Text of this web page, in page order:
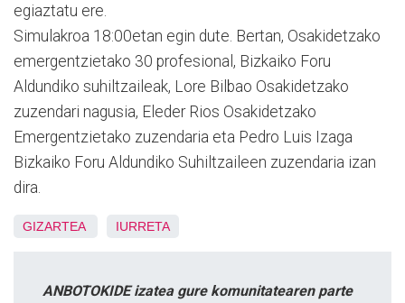
egiaztatu ere.
Simulakroa 18:00etan egin dute. Bertan, Osakidetzako
emergentzietako 30 profesional, Bizkaiko Foru
Aldundiko suhiltzaileak, Lore Bilbao Osakidetzako
zuzendari nagusia, Eleder Rios Osakidetzako
Emergentzietako zuzendaria eta Pedro Luis Izaga
Bizkaiko Foru Aldundiko Suhiltzaileen zuzendaria izan
dira.
GIZARTEA IURRETA
ANBOTOKIDE izatea gure komunitatearen parte